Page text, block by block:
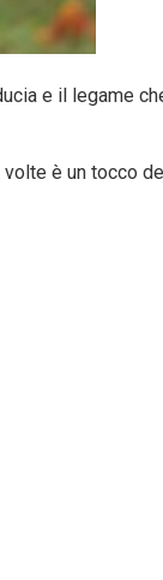
e il legame
è un tocco